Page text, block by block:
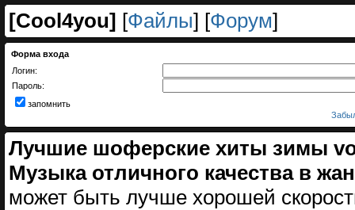
[Cool4you] [Файлы] [Форум]
Форма входа
Логин:
Пароль:
запомнить
Лучшие шоферские хиты зимы
Музыка отличного качества в
может быть лучше хорошей